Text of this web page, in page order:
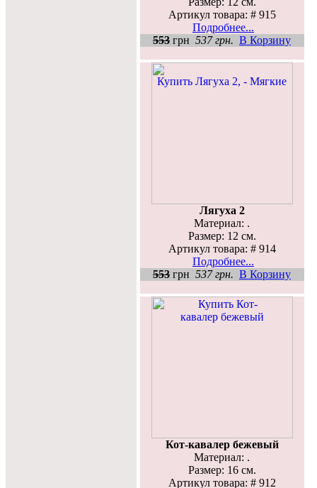
Артикул товара: # 915
Подробнее...
553 грн 537 грн. В Корзину
Лягуха 2
Материал: .
Размер: 12 см.
Артикул товара: # 914
Подробнее...
553 грн 537 грн. В Корзину
Кот-кавалер бежевый
Материал: .
Размер: 16 см.
Артикул товара: # 912